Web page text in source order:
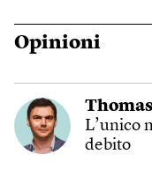
Opinioni
L’unico
debito